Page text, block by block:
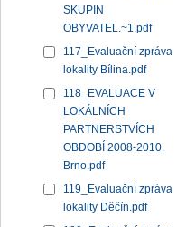
SKUPIN
OBYVATEL.~1.pdf
117_Evaluační zpráva
lokality Bílina.pdf
118_EVALUACE V
LOKÁLNÍCH
PARTNERSTVÍCH
OBDOBÍ 2008-2010.
Brno.pdf
119_Evaluační zpráva
lokality Děčín.pdf